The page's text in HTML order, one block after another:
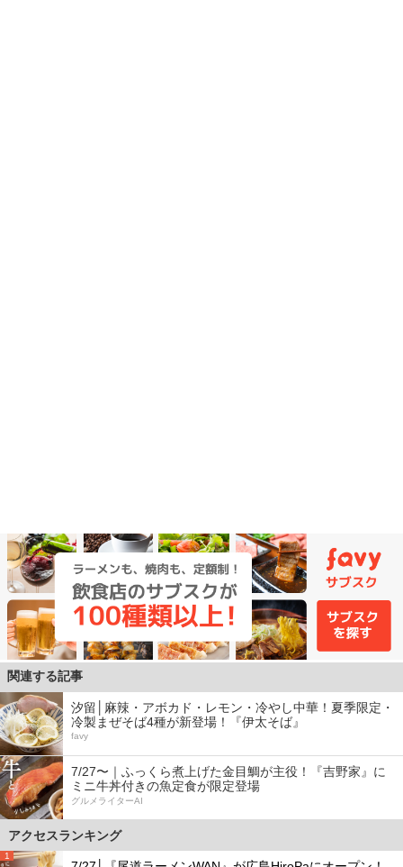
関連する記事
汐留│麻辣・アボカド・レモン・冷やし中華！夏季限定・
冷製まぜそば4種が新登場！『伊太そば』
favy
7/27〜｜ふっくら煮上げた金目鯛が主役！『吉野家』に
ミニ牛丼付きの魚定食が限定登場
グルメライターAI
アクセスランキング
1